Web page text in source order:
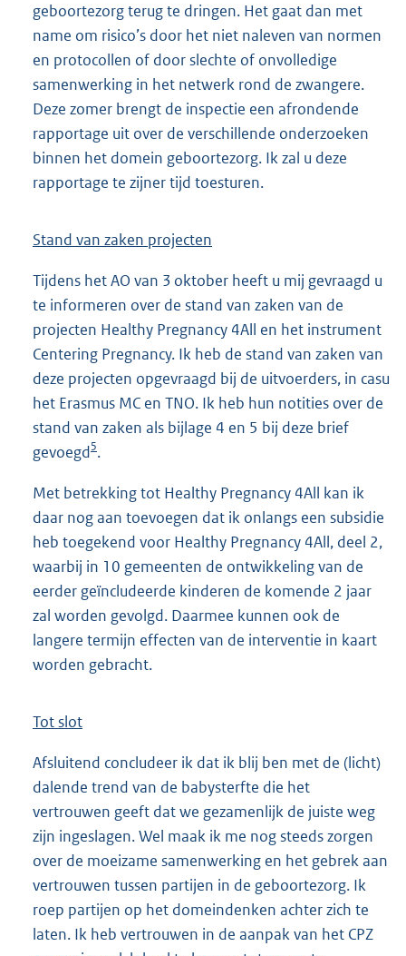
geboortezorg terug te dringen. Het gaat dan met
name om risico’s door het niet naleven van normen
en protocollen of door slechte of onvolledige
samenwerking in het netwerk rond de zwangere.
Deze zomer brengt de inspectie een afrondende
rapportage uit over de verschillende onderzoeken
binnen het domein geboortezorg. Ik zal u deze
rapportage te zijner tijd toesturen.
Stand van zaken projecten
Tijdens het AO van 3 oktober heeft u mij gevraagd u
te informeren over de stand van zaken van de
projecten Healthy Pregnancy 4All en het instrument
Centering Pregnancy. Ik heb de stand van zaken van
deze projecten opgevraagd bij de uitvoerders, in casu
het Erasmus MC en TNO. Ik heb hun notities over de
stand van zaken als bijlage 4 en 5 bij deze brief
gevoegd5.
Met betrekking tot Healthy Pregnancy 4All kan ik
daar nog aan toevoegen dat ik onlangs een subsidie
heb toegekend voor Healthy Pregnancy 4All, deel 2,
waarbij in 10 gemeenten de ontwikkeling van de
eerder geïncludeerde kinderen de komende 2 jaar
zal worden gevolgd. Daarmee kunnen ook de
langere termijn effecten van de interventie in kaart
worden gebracht.
Tot slot
Afsluitend concludeer ik dat ik blij ben met de (licht)
dalende trend van de babysterfte die het
vertrouwen geeft dat we gezamenlijk de juiste weg
zijn ingeslagen. Wel maak ik me nog steeds zorgen
over de moeizame samenwerking en het gebrek aan
vertrouwen tussen partijen in de geboortezorg. Ik
roep partijen op het domeindenken achter zich te
laten. Ik heb vertrouwen in de aanpak van het CPZ